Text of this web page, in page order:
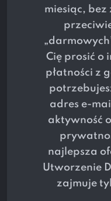
miesiąc,
Cię prosić o
płatności z
adres e-
aktywność
najlepsza
Utworzenie
zajmuje